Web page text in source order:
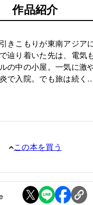
作品紹介
きこもりが東南アジア
辿り着いた先は、電気
の中の小屋。一気に激や
で入院。でも旅は続く
この本を買う